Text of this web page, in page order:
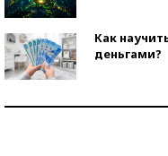
Как
деньгами?